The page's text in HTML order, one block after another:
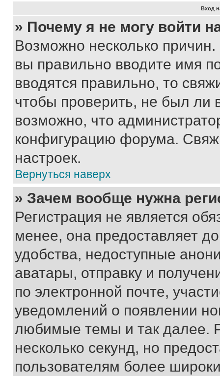
Вход
» Почему я не могу войти
Возможно несколько
вы правильно вводите имя
вводятся правильно, то
чтобы проверить, не был ли
возможно, что
конфигурацию форума.
настроек.
Вернуться наверх
» Зачем вообще нужна
Регистрация не является
менее, она предоставляет
удобства, недоступные
аватары, отправку и
по электронной почте,
уведомлений о появлении
любимые темы и так далее.
несколько секунд, но
пользователям более